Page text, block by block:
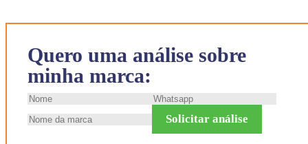
Quero uma análise sobre
minha marca:
Solicitar análise